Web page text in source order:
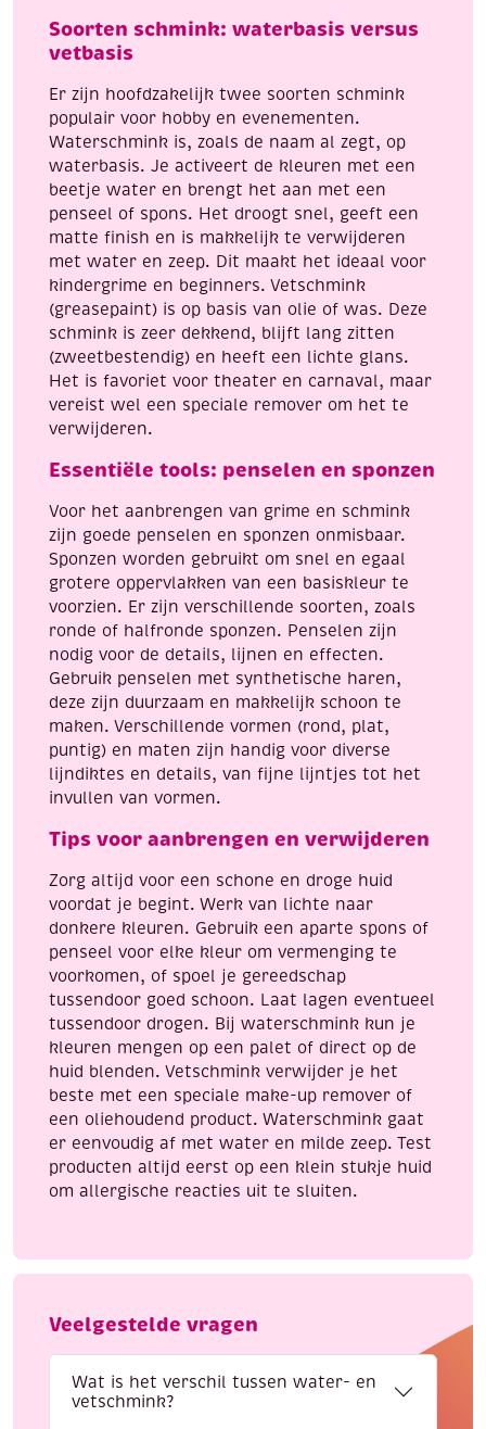
Soorten schmink: waterbasis versus
vetbasis
Er zijn hoofdzakelijk twee soorten schmink
populair voor hobby en evenementen.
Waterschmink is, zoals de naam al zegt, op
waterbasis. Je activeert de kleuren met een
beetje water en brengt het aan met een
penseel of spons. Het droogt snel, geeft een
matte finish en is makkelijk te verwijderen
met water en zeep. Dit maakt het ideaal voor
kindergrime en beginners. Vetschmink
(greasepaint) is op basis van olie of was. Deze
schmink is zeer dekkend, blijft lang zitten
(zweetbestendig) en heeft een lichte glans.
Het is favoriet voor theater en carnaval, maar
vereist wel een speciale remover om het te
verwijderen.
Essentiële tools: penselen en sponzen
Voor het aanbrengen van grime en schmink
zijn goede penselen en sponzen onmisbaar.
Sponzen worden gebruikt om snel en egaal
grotere oppervlakken van een basiskleur te
voorzien. Er zijn verschillende soorten, zoals
ronde of halfronde sponzen. Penselen zijn
nodig voor de details, lijnen en effecten.
Gebruik penselen met synthetische haren,
deze zijn duurzaam en makkelijk schoon te
maken. Verschillende vormen (rond, plat,
puntig) en maten zijn handig voor diverse
lijndiktes en details, van fijne lijntjes tot het
invullen van vormen.
Tips voor aanbrengen en verwijderen
Zorg altijd voor een schone en droge huid
voordat je begint. Werk van lichte naar
donkere kleuren. Gebruik een aparte spons of
penseel voor elke kleur om vermenging te
voorkomen, of spoel je gereedschap
tussendoor goed schoon. Laat lagen eventueel
tussendoor drogen. Bij waterschmink kun je
kleuren mengen op een palet of direct op de
huid blenden. Vetschmink verwijder je het
beste met een speciale make-up remover of
een oliehoudend product. Waterschmink gaat
er eenvoudig af met water en milde zeep. Test
producten altijd eerst op een klein stukje huid
om allergische reacties uit te sluiten.
Veelgestelde vragen
Wat is het verschil tussen water- en
vetschmink?